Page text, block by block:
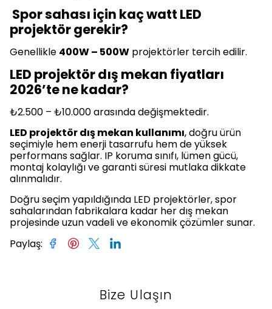
Spor sahası için kaç watt LED
projektör gerekir?
Genellikle 400W – 500W projektörler tercih edilir.
LED projektör dış mekan fiyatları
2026’te ne kadar?
₺2.500 – ₺10.000 arasında değişmektedir.
LED projektör dış mekan kullanımı, doğru ürün
seçimiyle hem enerji tasarrufu hem de yüksek
performans sağlar. IP koruma sınıfı, lümen gücü,
montaj kolaylığı ve garanti süresi mutlaka dikkate
alınmalıdır.
Doğru seçim yapıldığında LED projektörler, spor
sahalarından fabrikalara kadar her dış mekan
projesinde uzun vadeli ve ekonomik çözümler sunar.
Paylaş:
Bize Ulaşın